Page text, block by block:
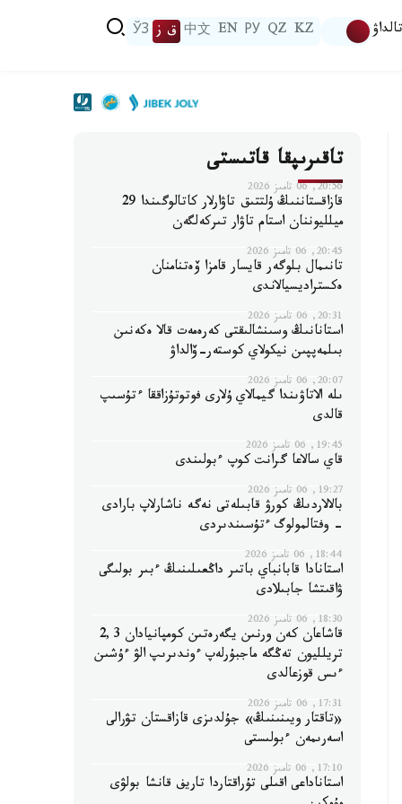
تالداۋ KZ
QZ
РУ
EN
中文 ق ز ЎЗ
تاقىرىپقا قاتىستى
20:56, 06 تامىز 2026
قازاقستاننىڭ ۇلتتىق تاۋارلار كاتالوگىندا 29
ميلليوننان استام تاۋار تىركەلگەن
20:45, 06 تامىز 2026
تانىمال بلوگەر قايسار قامزا ۆەتنامنان
ەكستراديسيالاندى
20:31, 06 تامىز 2026
استانانىڭ وسىنشالىقتى كەرەمەت قالا ەكەنىن
بىلمەپپىن نيكولاي كوستەر-ۆالداۋ
20:07, 06 تامىز 2026
ىلە الاتاۋىندا گيمالاي ۇلارى فوتوتۇزاققا ءتۇسىپ
قالدى
19:45, 06 تامىز 2026
قاي سالاعا گرانت كوپ ءبولىندى
19:27, 06 تامىز 2026
بالالاردىڭ كورۋ قابىلەتى نەگە ناشارلاپ بارادى
- وفتالمولوگ ءتۇسىندىردى
18:44, 06 تامىز 2026
استانادا قابانباي باتىر داڭعىلىنىڭ ءبىر بولىگى
ۋاقىتشا جابىلادى
18:30, 06 تامىز 2026
قاشاعان كەن ورنىن يگەرەتىن كومپانيادان 2,3
تريلليون تەڭگە ماجبۇرلەپ ءوندىرىپ الۋ ءۇشىن
ءىس قوزعالدى
17:31, 06 تامىز 2026
«تاقتار ويىنىنىڭ» جۇلدىزى قازاقستان تۋرالى
اسەرىمەن ءبولىستى
17:10, 06 تامىز 2026
استاناداعى اقىلى تۇراقتاردا تاريف قانشا بولۋى